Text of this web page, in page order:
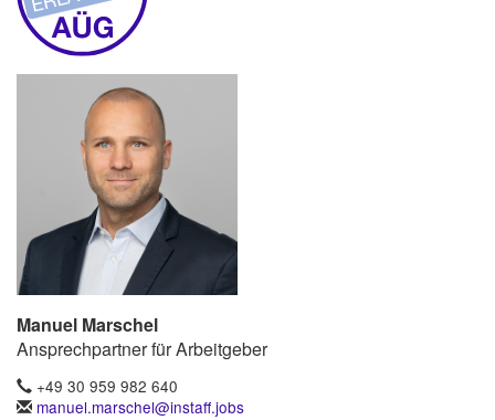
Manuel Marschel
Ansprechpartner für Arbeitgeber
+49 30 959 982 640
manuel.marschel@instaff.jobs